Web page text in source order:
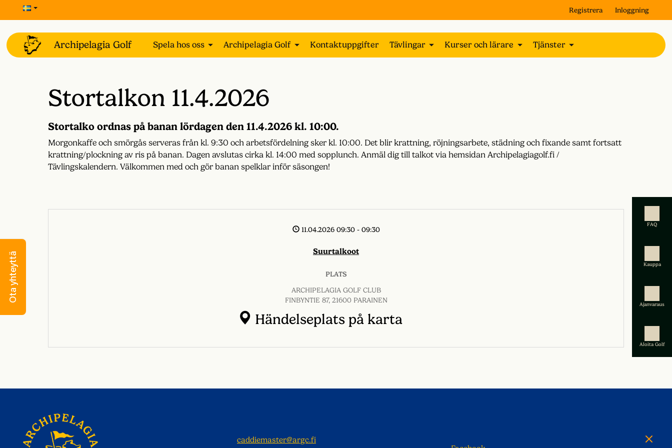
Ota yhteyttä
Registrera Inloggning
Spela hos oss Archipelagia Golf Kontaktuppgifter Tävlingar Kurser och lärare Tjänster
FAQ
Kauppa
Ajanvaraus
Aloita Golf
Stortalkon 11.4.2026
Stortalko ordnas på banan lördagen den 11.4.2026 kl. 10:00.
Morgonkaffe och smörgås serveras från kl. 9:30 och arbetsfördelning sker kl. 10:00. Det blir krattning, röjningsarbete, städning och fixande samt fortsatt
krattning/plockning av ris på banan. Dagen avslutas cirka kl. 14:00 med sopplunch. Anmäl dig till talkot via hemsidan Archipelagiagolf.fi /
Tävlingskalendern. Välkommen med och gör banan spelklar inför säsongen!
11.04.2026 09:30 - 09:30
Suurtalkoot
PLATS
ARCHIPELAGIA GOLF CLUB
FINBYNTIE 87, 21600 PARAINEN
Händelseplats på karta
caddiemaster@argc.fi